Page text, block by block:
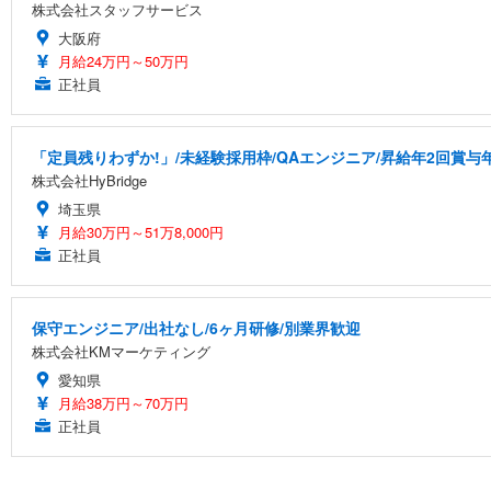
株式会社スタッフサービス
大阪府
月給24万円～50万円
正社員
「定員残りわずか!」/未経験採用枠/QAエンジニア/昇給年2回賞与
株式会社HyBridge
埼玉県
月給30万円～51万8,000円
正社員
保守エンジニア/出社なし/6ヶ月研修/別業界歓迎
株式会社KMマーケティング
愛知県
月給38万円～70万円
正社員